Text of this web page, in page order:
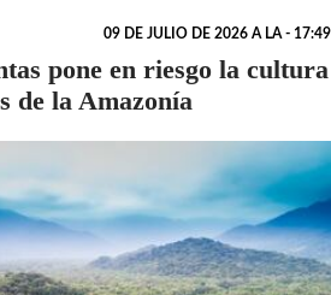
09 DE JULIO DE 2026 A LA - 17:49
pone en riesgo la cultura
de la Amazonía